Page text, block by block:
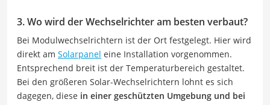
3. Wo wird der Wechselrichter am besten verbaut?
Bei Modulwechselrichtern ist der Ort festgelegt. Hier wird
direkt am Solarpanel eine Installation vorgenommen.
Entsprechend breit ist der Temperaturbereich gestaltet.
Bei den größeren Solar-Wechselrichtern lohnt es sich
dagegen, diese in einer geschützten Umgebung und bei